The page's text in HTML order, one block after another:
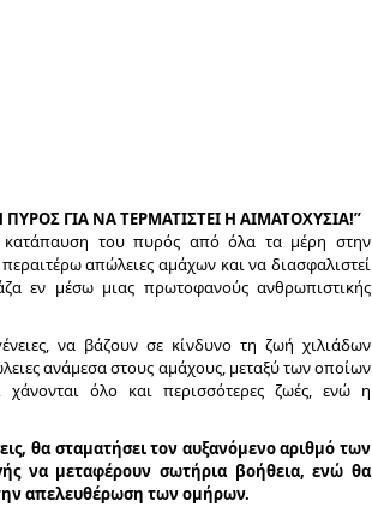
ΓΙΑ ΝΑ ΤΕΡΜΑΤΙΣΤΕΙ Η ΑΙΜΑΤΟΧΥΣΙΑ!”
κατάπαυση του πυρός από όλα τα μέρη στην
απώλειες αμάχων και να διασφαλιστεί
εν μέσω μιας πρωτοφανούς ανθρωπιστικής
να βάζουν σε κίνδυνο τη ζωή χιλιάδων
ανάμεσα στους αμάχους, μεταξύ των οποίων
χάνονται όλο και περισσότερες ζωές, ενώ η
θα σταματήσει τον αυξανόμενο αριθμό των
να μεταφέρουν σωτήρια βοήθεια, ενώ θα
την απελευθέρωση των ομήρων.